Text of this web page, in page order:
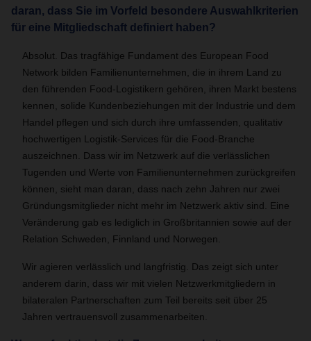
daran, dass Sie im Vorfeld besondere Auswahlkriterien
für eine Mitgliedschaft definiert haben?
Absolut. Das tragfähige Fundament des European Food
Network bilden Familienunternehmen, die in ihrem Land zu
den führenden Food-Logistikern gehören, ihren Markt bestens
kennen, solide Kundenbeziehungen mit der Industrie und dem
Handel pflegen und sich durch ihre umfassenden, qualitativ
hochwertigen Logistik-Services für die Food-Branche
auszeichnen. Dass wir im Netzwerk auf die verlässlichen
Tugenden und Werte von Familienunternehmen zurückgreifen
können, sieht man daran, dass nach zehn Jahren nur zwei
Gründungsmitglieder nicht mehr im Netzwerk aktiv sind. Eine
Veränderung gab es lediglich in Großbritannien sowie auf der
Relation Schweden, Finnland und Norwegen.
Wir agieren verlässlich und langfristig. Das zeigt sich unter
anderem darin, dass wir mit vielen Netzwerkmitgliedern in
bilateralen Partnerschaften zum Teil bereits seit über 25
Jahren vertrauensvoll zusammenarbeiten.